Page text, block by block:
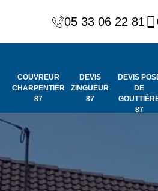
05 33 06 22 81
COUVREUR
CHARPENTIER
87
DEVIS
ZINGUEUR
87
DEVIS
DE
87